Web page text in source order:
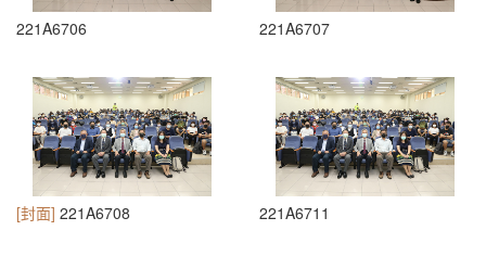
221A6706 221A6707
[封面] 221A6708 221A6711